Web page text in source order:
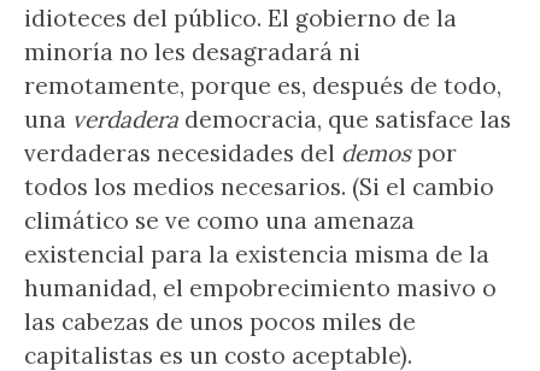
idioteces del público. El gobierno de la
minoría no les desagradará ni
remotamente, porque es, después de todo,
una verdadera democracia, que satisface las
verdaderas necesidades del demospor
todos los medios necesarios. (Si el cambio
climático se ve como una amenaza
existencial para la existencia misma de la
humanidad, el empobrecimiento masivo o
las cabezas de unos pocos miles de
capitalistas es un costo aceptable).